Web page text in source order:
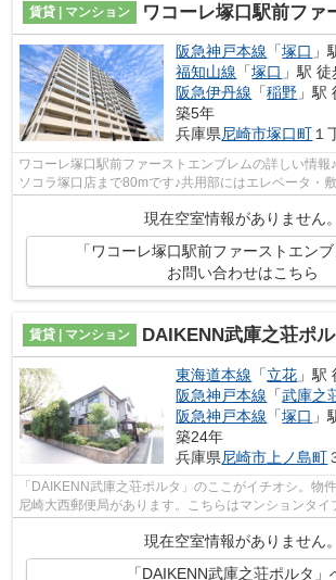
賃貸 | マンション ワコーレ塚口駅前ファースト
阪急神戸本線 「塚口 」
福知山線 「塚口 」駅
阪急伊丹線 「稲野 」駅
築5年
兵庫県尼崎市塚口町 １
ワコーレ塚口駅前ファーストエンブレムの詳しい情報
ソコラ塚口店まで80mです♪共用部にはエレベータ・
備わっておりとても充実しています♪...
現在空室情報がありません。
「ワコーレ塚口駅前ファーストエン
お問い合わせはこちら
賃貸 | マンション DAIKENN武庫之荘ポ
東海道本線 「立花 」駅
阪急神戸本線 「武庫之
阪急神戸本線 「塚口 」
築24年
兵庫県尼崎市 上ノ島町
「DAIKENN武庫之荘ポルタ」のここがイチオシ。物
尼崎大西郵便局があります。こちらはマンションタイ
現在空室情報がありません。
「DAIKENN武庫之荘ポルタ」